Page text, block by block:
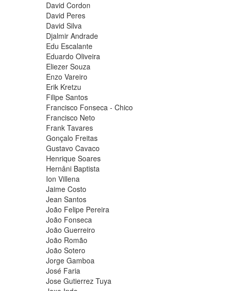
David Cordon
David Peres
David Silva
Djalmir Andrade
Edu Escalante
Eduardo Oliveira
Eliezer Souza
Enzo Vareiro
Erik Kretzu
Filipe Santos
Francisco Fonseca - Chico
Francisco Neto
Frank Tavares
Gonçalo Freitas
Gustavo Cavaco
Henrique Soares
Hernâni Baptista
Ion Villena
Jaime Costo
Jean Santos
João Felipe Pereira
João Fonseca
João Guerreiro
João Romão
João Sotero
Jorge Gamboa
José Faria
Jose Gutierrez Tuya